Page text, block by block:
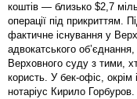
коштів — близько $2,7
операції під прикриттям.
фактичне існування у
адвокатського
Верховного суду з тими,
користь. У бек-офіс,
нотаріус Кирило